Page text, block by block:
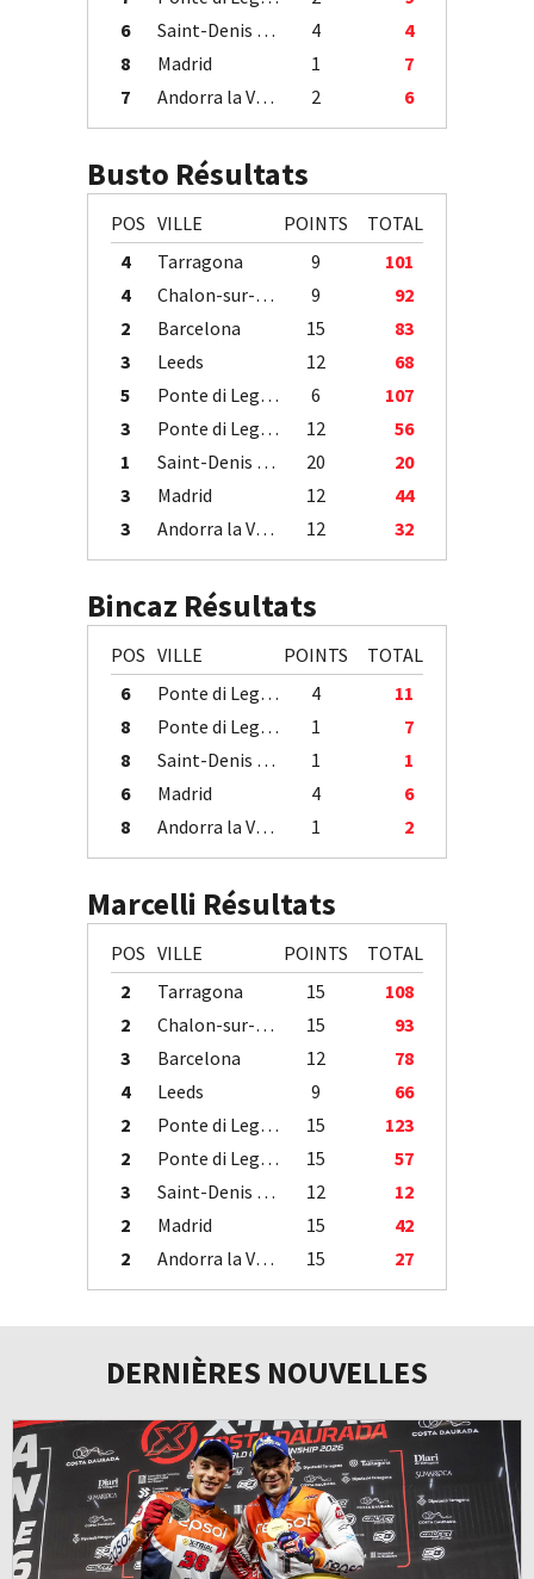
6
Saint-Denis / Île de la Réunion 4
4
8
Madrid 1
7
7
Andorra la Vella 2 6
Busto Résultats
POS VILLE POINTS
TOTAL
4
Tarragona 9
101
4
Chalon-sur-Saône 9
92
2
Barcelona 15
83
3
Leeds 12
68
5
Ponte di Legno 6
107
3
Ponte di Legno 12
56
1
Saint-Denis / Île de la Réunion 20
20
3
Madrid 12
44
3
Andorra la Vella 12 32
Bincaz Résultats
POS VILLE POINTS
TOTAL
6
Ponte di Legno 4
11
8
Ponte di Legno 1
7
8
Saint-Denis / Île de la Réunion 1
1
6
Madrid 4
6
8
Andorra la Vella 1 2
Marcelli Résultats
POS VILLE POINTS
TOTAL
2
Tarragona 15
108
2
Chalon-sur-Saône 15
93
3
Barcelona 12
78
4
Leeds 9
66
2
Ponte di Legno 15
123
2
Ponte di Legno 15
57
3
Saint-Denis / Île de la Réunion 12
12
2
Madrid 15
42
2
Andorra la Vella 15 27
DERNIÈRES NOUVELLES